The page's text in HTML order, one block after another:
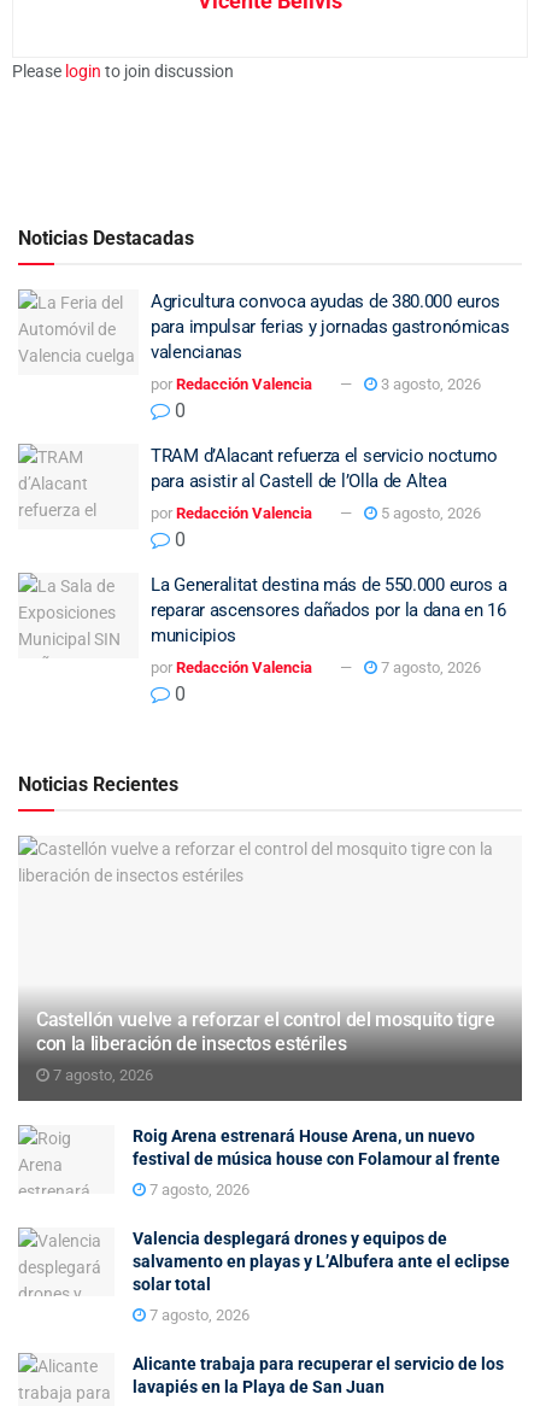
Please login to join discussion
Noticias Destacadas
Agricultura convoca ayudas de 380.000 euros
para impulsar ferias y jornadas gastronómicas
valencianas
por Redacción Valencia 3 agosto, 2026
0
TRAM d’Alacant refuerza el servicio nocturno
para asistir al Castell de l’Olla de Altea
por Redacción Valencia 5 agosto, 2026
0
La Generalitat destina más de 550.000 euros a
reparar ascensores dañados por la dana en 16
municipios
por Redacción Valencia 7 agosto, 2026
0
Noticias Recientes
Castellón vuelve a reforzar el control del mosquito tigre
con la liberación de insectos estériles
7 agosto, 2026
Roig Arena estrenará House Arena, un nuevo
festival de música house con Folamour al frente
7 agosto, 2026
Valencia desplegará drones y equipos de
salvamento en playas y L’Albufera ante el eclipse
solar total
7 agosto, 2026
Alicante trabaja para recuperar el servicio de los
lavapiés en la Playa de San Juan